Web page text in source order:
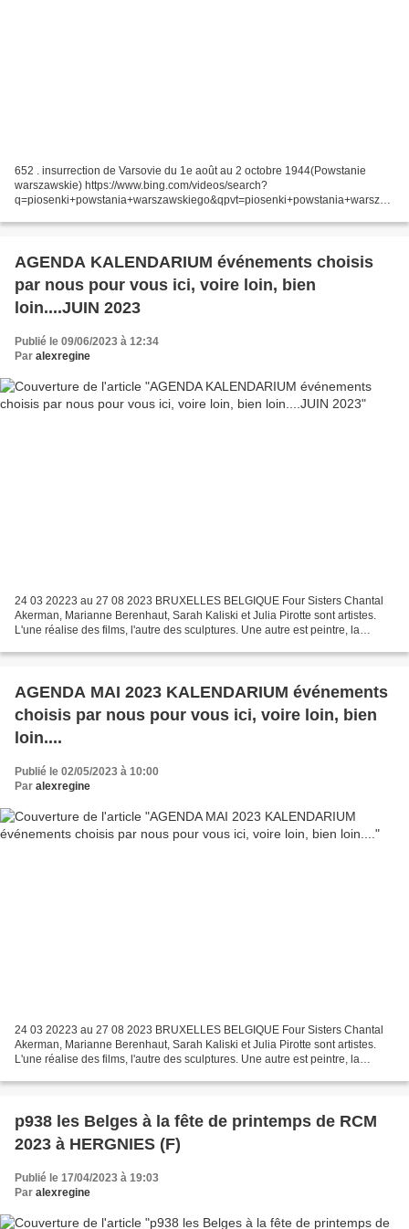
652 . insurrection de Varsovie du 1e août au 2 octobre 1944(Powstanie
warszawskie) https://www.bing.com/videos/search?
q=piosenki+powstania+warszawskiego&qpvt=piosenki+powstania+warszaw
passé...
AGENDA KALENDARIUM événements choisis
par nous pour vous ici, voire loin, bien
loin....JUIN 2023
Publié le 09/06/2023 à 12:34
Par alexregine
24 03 20223 au 27 08 2023 BRUXELLES BELGIQUE Four Sisters Chantal
Akerman, Marianne Berenhaut, Sarah Kaliski et Julia Pirotte sont artistes.
L'une réalise des films, l'autre des sculptures. Une autre est peintre, la
AGENDA MAI 2023 KALENDARIUM événements
choisis par nous pour vous ici, voire loin, bien
loin....
Publié le 02/05/2023 à 10:00
Par alexregine
24 03 20223 au 27 08 2023 BRUXELLES BELGIQUE Four Sisters Chantal
Akerman, Marianne Berenhaut, Sarah Kaliski et Julia Pirotte sont artistes.
L'une réalise des films, l'autre des sculptures. Une autre est peintre, la
p938 les Belges à la fête de printemps de RCM
2023 à HERGNIES (F)
Publié le 17/04/2023 à 19:03
Par alexregine